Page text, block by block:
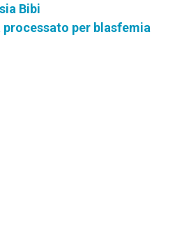
Bibi
per blasfemia